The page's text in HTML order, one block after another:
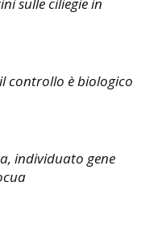
sulle ciliegie in
controllo è biologico
individuato gene